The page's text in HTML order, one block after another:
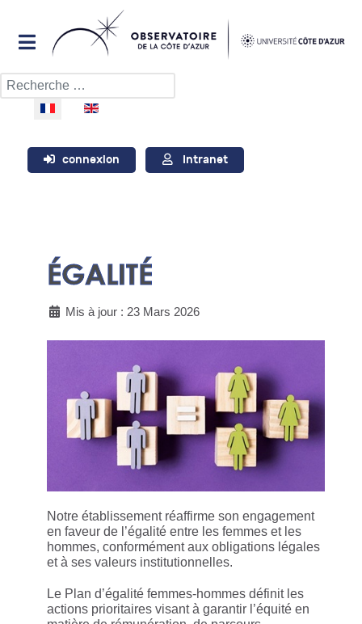
Rechercher
Sélectionnez votre langue
connexion Intranet
ÉGALITÉ
Mis à jour : 23 Mars 2026
Notre établissement réaffirme son engagement
en faveur de l’égalité entre les femmes et les
hommes, conformément aux obligations légales
et à ses valeurs institutionnelles.
Le Plan d’égalité femmes‑hommes définit les
actions prioritaires visant à garantir l’équité en